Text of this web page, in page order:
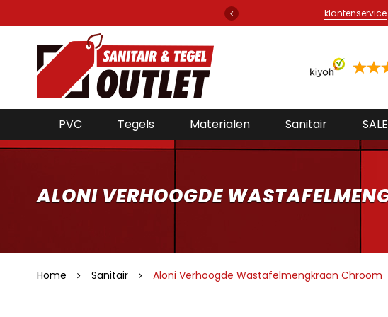
klantenservice
PVC Tegels Materialen Sanitair SALE
ALONI VERHOOGDE
Home Sanitair Aloni Verhoogde Wastafelmengkraan Chroom